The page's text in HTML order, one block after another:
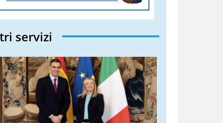
servizi